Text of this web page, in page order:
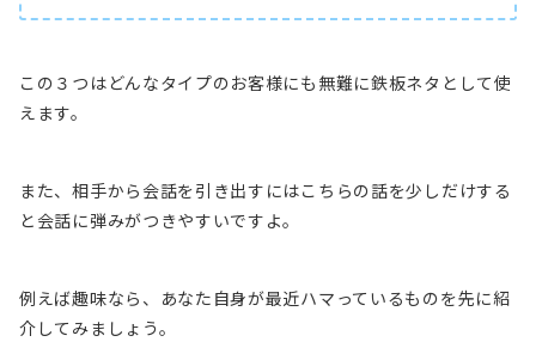
この３つはどんなタイプのお客様にも無難に鉄板ネタとして使
えます。
また、相手から会話を引き出すにはこちらの話を少しだけする
と会話に弾みがつきやすいですよ。
例えば趣味なら、あなた自身が最近ハマっているものを先に紹
介してみましょう。